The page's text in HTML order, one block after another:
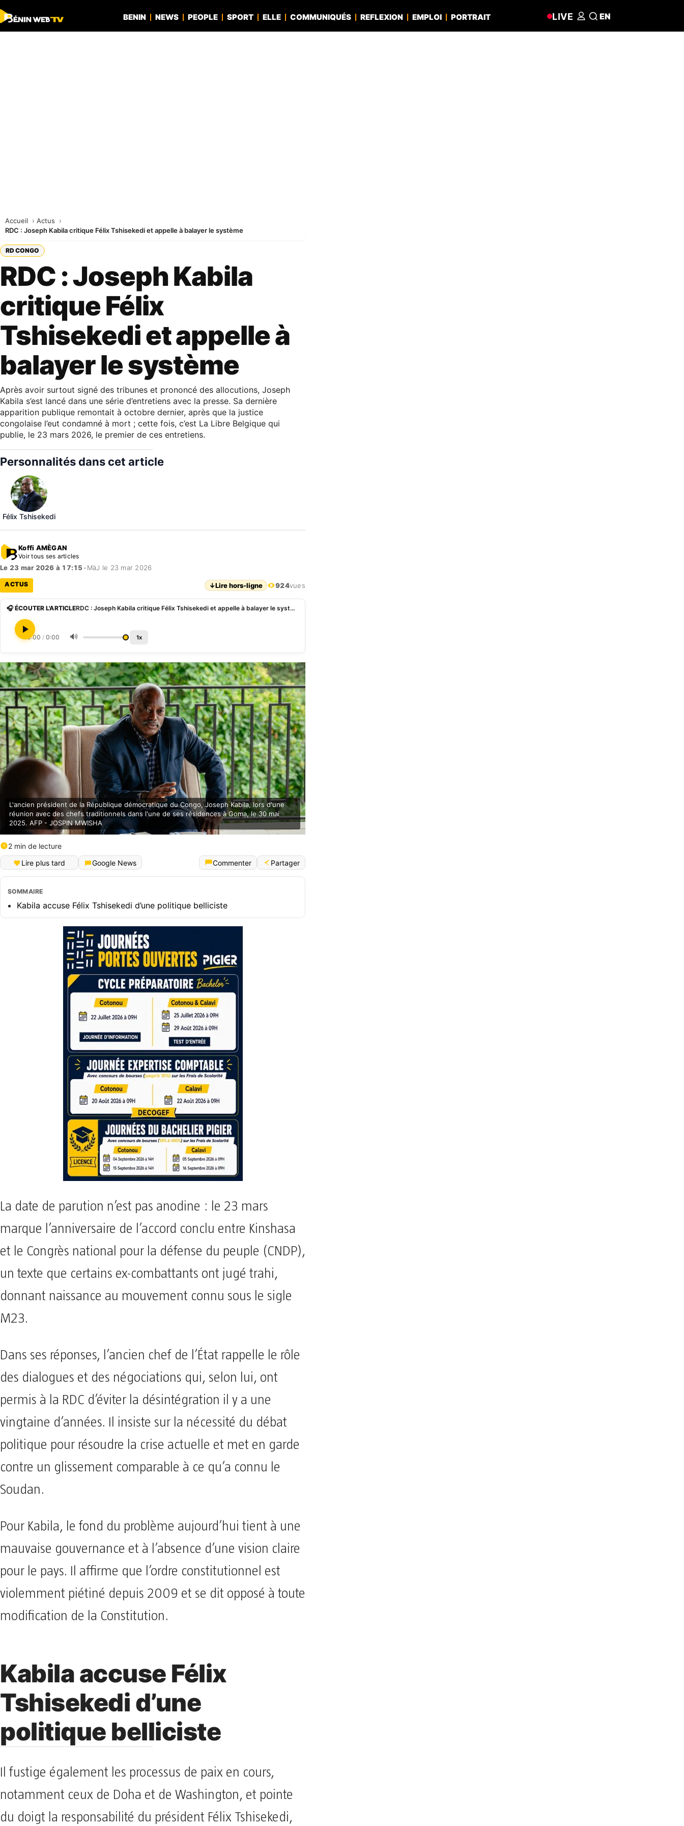
BENIN NEWS PEOPLE SPORT ELLE COMMUNIQUÉS REFLEXION EMPLOI PORTRAIT LIVE EN
Accueil
Actus
RDC : Joseph Kabila critique Félix Tshisekedi et appelle à balayer le système
RD CONGO
RDC : Joseph Kabila
critique Félix
Tshisekedi et appelle à
balayer le système
Après avoir surtout signé des tribunes et prononcé des allocutions, Joseph
Kabila s’est lancé dans une série d’entretiens avec la presse. Sa dernière
apparition publique remontait à octobre dernier, après que la justice
congolaise l’eut condamné à mort ; cette fois, c’est La Libre Belgique qui
publie, le 23 mars 2026, le premier de ces entretiens.
Personnalités dans cet article
Félix Tshisekedi
Koffi AMÈGAN
Voir tous ses articles
Le 23 mar 2026 à 17:15 • MàJ le 23 mar 2026
ACTUS ↓Lire hors-ligne 924vues
🎧 ÉCOUTER L'ARTICLE RDC : Joseph Kabila critique Félix Tshisekedi et appelle à balayer le système
0:00 / 0:00 🔊 1x
L'ancien président de la République démocratique du Congo, Joseph Kabila, lors d'une
réunion avec des chefs traditionnels dans l'une de ses résidences à Goma, le 30 mai
2025. AFP - JOSPIN MWISHA
2 min de lecture
Lire plus tard
Google News Commenter Partager
SOMMAIRE
Kabila accuse Félix Tshisekedi d’une politique belliciste
La date de parution n’est pas anodine : le 23 mars
marque l’anniversaire de l’accord conclu entre Kinshasa
et le Congrès national pour la défense du peuple (CNDP),
un texte que certains ex-combattants ont jugé trahi,
donnant naissance au mouvement connu sous le sigle
M23.
Dans ses réponses, l’ancien chef de l’État rappelle le rôle
des dialogues et des négociations qui, selon lui, ont
permis à la RDC d’éviter la désintégration il y a une
vingtaine d’années. Il insiste sur la nécessité du débat
politique pour résoudre la crise actuelle et met en garde
contre un glissement comparable à ce qu’a connu le
Soudan.
Pour Kabila, le fond du problème aujourd’hui tient à une
mauvaise gouvernance et à l’absence d’une vision claire
pour le pays. Il affirme que l’ordre constitutionnel est
violemment piétiné depuis 2009 et se dit opposé à toute
modification de la Constitution.
Kabila accuse Félix
Tshisekedi d’une
politique belliciste
Il fustige également les processus de paix en cours,
notamment ceux de Doha et de Washington, et pointe
du doigt la responsabilité du président Félix Tshisekedi,